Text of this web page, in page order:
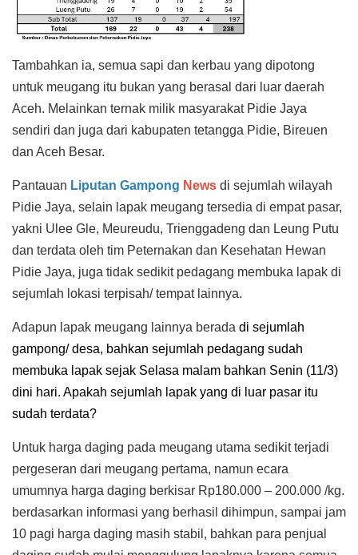
Tambahkan ia, semua sapi dan kerbau yang dipotong
untuk meugang itu bukan yang berasal dari luar daerah
Aceh. Melainkan ternak milik masyarakat Pidie Jaya
sendiri dan juga dari kabupaten tetangga Pidie, Bireuen
dan Aceh Besar.
Pantauan Liputan Gampong News di sejumlah wilayah
Pidie Jaya, selain lapak meugang tersedia di empat pasar,
yakni Ulee Gle, Meureudu, Trienggadeng dan Leung Putu
dan terdata oleh tim Peternakan dan Kesehatan Hewan
Pidie Jaya, juga tidak sedikit pedagang membuka lapak di
sejumlah lokasi terpisah/ tempat lainnya.
Adapun lapak meugang lainnya berada di sejumlah
gampong/ desa, bahkan sejumlah pedagang sudah
membuka lapak sejak Selasa malam bahkan Senin (11/3)
dini hari. Apakah sejumlah lapak yang di luar pasar itu
sudah terdata?
Untuk harga daging pada meugang utama sedikit terjadi
pergeseran dari meugang pertama, namun ecara
umumnya harga daging berkisar Rp180.000 – 200.000 /kg.
berdasarkan informasi yang berhasil dihimpun, sampai jam
10 pagi harga daging masih stabil, bahkan para penjual